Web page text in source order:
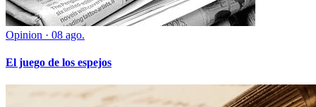
Opinion · 08 ago.
El juego de los espejos